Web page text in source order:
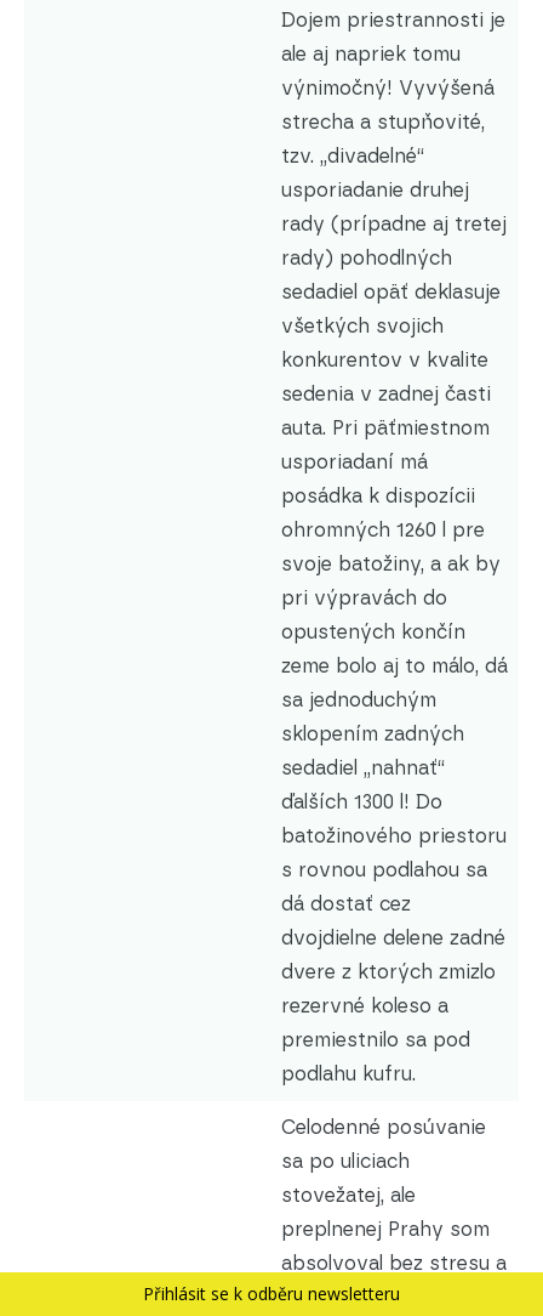
Dojem priestrannosti je
ale aj napriek tomu
výnimočný! Vyvýšená
strecha a stupňovité,
tzv. „divadelné“
usporiadanie druhej
rady (prípadne aj tretej
rady) pohodlných
sedadiel opäť deklasuje
všetkých svojich
konkurentov v kvalite
sedenia v zadnej časti
auta. Pri päťmiestnom
usporiadaní má
posádka k dispozícii
ohromných 1260 l pre
svoje batožiny, a ak by
pri výpravách do
opustených končín
zeme bolo aj to málo, dá
sa jednoduchým
sklopením zadných
sedadiel „nahnať“
ďalších 1300 l! Do
batožinového priestoru
s rovnou podlahou sa
dá dostať cez
dvojdielne delene zadné
dvere z ktorých zmizlo
rezervné koleso a
premiestnilo sa pod
podlahu kufru.
Celodenné posúvanie
sa po uliciach
stovežatej, ale
preplnenej Prahy som
absolvoval bez stresu a
s kráľovským
Přihlásit se k odběru newsletteru